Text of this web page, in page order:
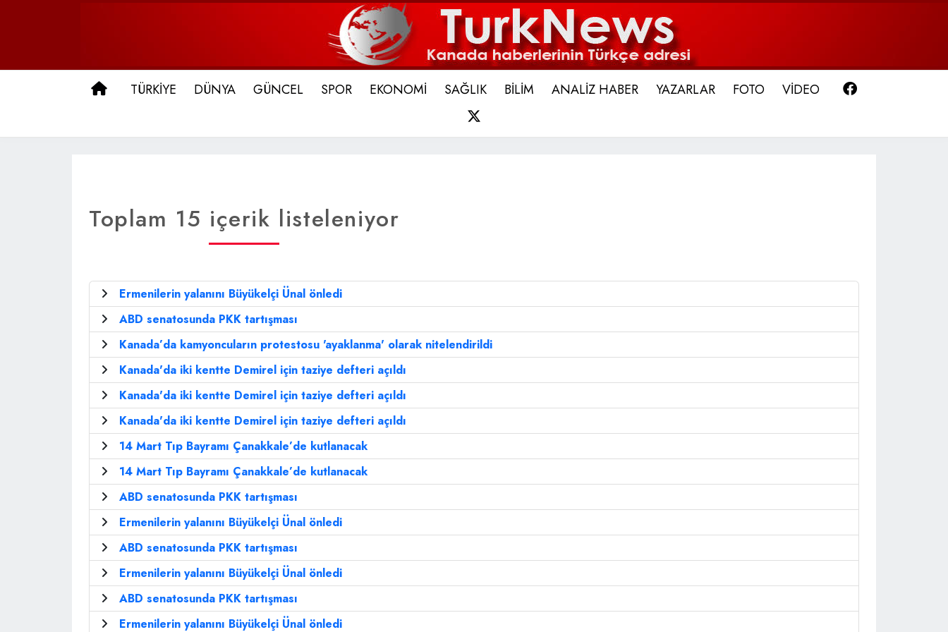
ANA SAYFA
TÜRKİYE DÜNYA GÜNCEL SPOR EKONOMİ SAĞLIK BİLİM ANALİZ HABER YAZARLAR FOTO VİDEO
Toplam 15 içerik listeleniyor
Ermenilerin yalanını Büyükelçi Ünal önledi
ABD senatosunda PKK tartışması
Kanada’da kamyoncuların protestosu 'ayaklanma' olarak nitelendirildi
Kanada'da iki kentte Demirel için taziye defteri açıldı
Kanada'da iki kentte Demirel için taziye defteri açıldı
Kanada'da iki kentte Demirel için taziye defteri açıldı
14 Mart Tıp Bayramı Çanakkale’de kutlanacak
14 Mart Tıp Bayramı Çanakkale’de kutlanacak
ABD senatosunda PKK tartışması
Ermenilerin yalanını Büyükelçi Ünal önledi
ABD senatosunda PKK tartışması
Ermenilerin yalanını Büyükelçi Ünal önledi
ABD senatosunda PKK tartışması
Ermenilerin yalanını Büyükelçi Ünal önledi